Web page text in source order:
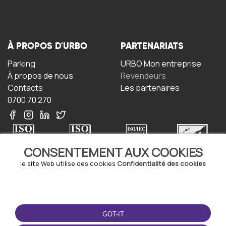
CONSENTEMENT AUX COOKIES
le site Web utilise des cookies Confidentialité des cookies
GOT-IT
À PROPOS D'URBO
Parking
À propos de nous
Contacts
0700 70 270
PARTENARIATS
URBO Mon entreprise
Revendeurs
Les partenaires
Termes et conditions
Politique de confidentialité